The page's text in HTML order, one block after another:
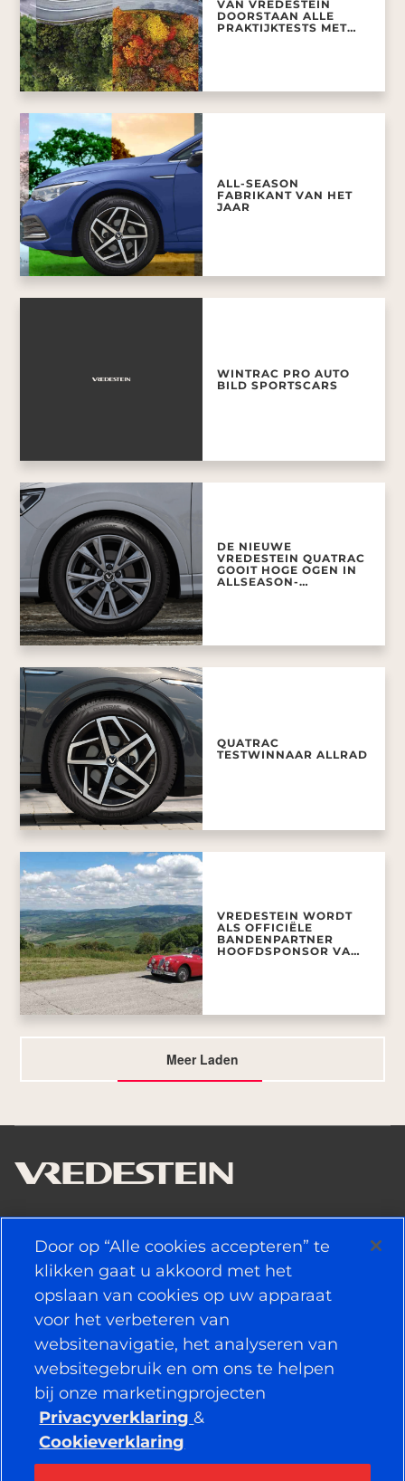
VAN VREDESTEIN
DOORSTAAN ALLE
PRAKTIJKTESTS MET
ALL-SEASON
FABRIKANT VAN HET
JAAR
WINTRAC PRO AUTO
BILD SPORTSCARS
DE NIEUWE
VREDESTEIN QUATRAC
GOOIT HOGE OGEN IN
ALLSEASON-
QUATRAC
TESTWINNAAR ALLRAD
VREDESTEIN WORDT
ALS OFFICIËLE
BANDENPARTNER
HOOFDSPONSOR VAN
Meer Laden
BANDEN
BELEID
BEDRIJF
VERBONDEN BLIJVEN
Facebook YouTube
Door op “Alle cookies accepteren” te
klikken gaat u akkoord met het
opslaan van cookies op uw apparaat
voor het verbeteren van
websitenavigatie, het analyseren van
websitegebruik en om ons te helpen
bij onze marketingprojecten
Privacyverklaring &
Cookieverklaring